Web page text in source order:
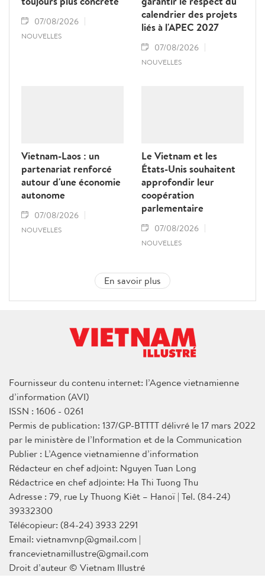
07/08/2026
NOUVELLES
calendrier des projets
liés à l'APEC 2027
07/08/2026
NOUVELLES
Vietnam-Laos : un
partenariat renforcé
autour d'une économie
autonome
07/08/2026
NOUVELLES
Le Vietnam et les
États-Unis souhaitent
approfondir leur
coopération
parlementaire
07/08/2026
NOUVELLES
En savoir plus
Fournisseur du contenu internet: l’Agence vietnamienne
d’information (AVI)
ISSN : 1606 - 0261
Permis de publication: 137/GP-BTTTT délivré le 17 mars 2022
par le ministère de l’Information et de la Communication
Publier : L’Agence vietnamienne d’information
Rédacteur en chef adjoint: Nguyen Tuan Long
Rédactrice en chef adjointe: Ha Thi Tuong Thu
Adresse : 79, rue Ly Thuong Kiêt – Hanoï | Tel. (84-24)
39332300
Télécopieur: (84-24) 3933 2291
Email: vietnamvnp@gmail.com |
francevietnamillustre@gmail.com
Droit d’auteur © Vietnam Illustré